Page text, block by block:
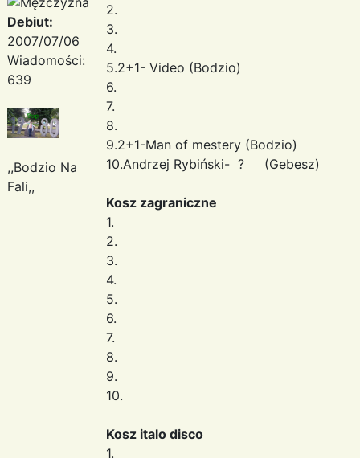
Debiut:
2007/07/06
Wiadomości:
639
,,Bodzio Na
Fali,,
2.
3.
4.
5.2+1- Video (Bodzio)
6.
7.
8.
9.2+1-Man of mestery (Bodzio)
10.Andrzej Rybiński- ? (Gebesz)
Kosz zagraniczne
1.
2.
3.
4.
5.
6.
7.
8.
9.
10.
Kosz italo disco
1.